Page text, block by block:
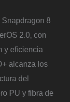
8
2.0, con
y eficiencia
alcanza los
del
PU y fibra de